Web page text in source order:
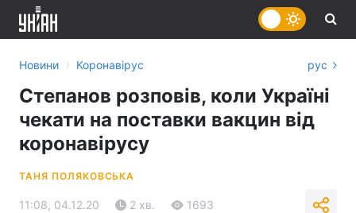
Новини › Коронавірус рус
Степанов розповів, коли Україні
чекати на поставки вакцин від
коронавірусу
ТАНЯ ПОЛЯКОВСЬКА
11:08, 04.12.20 2 хв. 1693